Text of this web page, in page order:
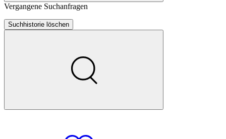
Vergangene Suchanfragen
Suchhistorie löschen